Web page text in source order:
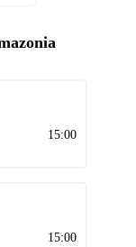
15:00
15:00